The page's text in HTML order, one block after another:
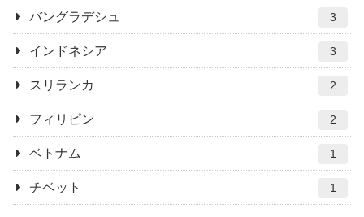
バングラデシュ 3
インドネシア 3
スリランカ 2
フィリピン 2
ベトナム 1
チベット 1